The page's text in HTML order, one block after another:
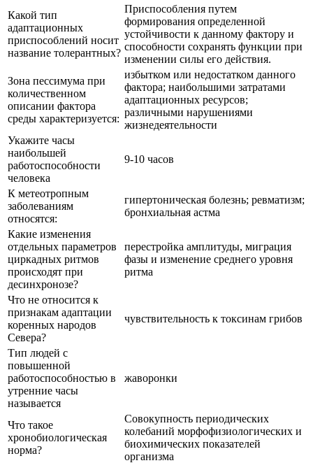
Какой тип
адаптационных
приспособлений носит
название толерантных?
Приспособления путем
формирования определенной
устойчивости к данному фактору и
способности сохранять функции при
изменении силы его действия.
Зона пессимума при
количественном
описании фактора
среды характеризуется:
избытком или недостатком данного
фактора; наибольшими затратами
адаптационных ресурсов;
различными нарушениями
жизнедеятельности
Укажите часы
наибольшей
работоспособности
человека
9-10 часов
К метеотропным
заболеваниям
относятся:
гипертоническая болезнь; ревматизм;
бронхиальная астма
Какие изменения
отдельных параметров
циркадных ритмов
происходят при
десинхронозе?
перестройка амплитуды, миграция
фазы и изменение среднего уровня
ритма
Что не относится к
признакам адаптации
коренных народов
Севера?
чувствительность к токсинам грибов
Тип людей с
повышенной
работоспособностью в
утренние часы
называется
жаворонки
Что такое
хронобиологическая
норма?
Совокупность периодических
колебаний морфофизиологических и
биохимических показателей
организма